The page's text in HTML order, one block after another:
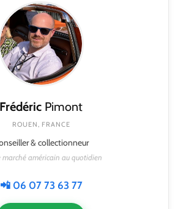
Frédéric Pimont
ROUEN, FRANCE
& collectionneur
marché américain au quotidien
📲 06 07 73 63 77